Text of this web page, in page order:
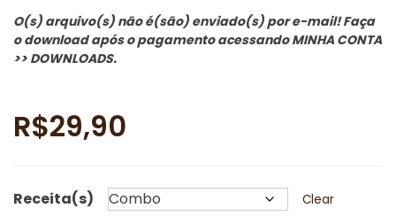
O(s) arquivo(s) não é(são) enviado(s) por e-mail! Faça
o download após o pagamento acessando MINHA CONTA
>> DOWNLOADS.
R$29,90
Receita(s) Clear